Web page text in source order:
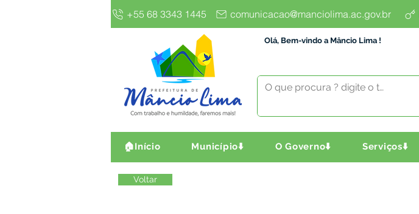
+55 68 3343 1445 comunicacao@manciolima.ac.gov.br
Olá, Bem-vindo a Mâncio Lima !
🏠Início Município⬇️ O Governo⬇️ Serviços⬇️
Voltar